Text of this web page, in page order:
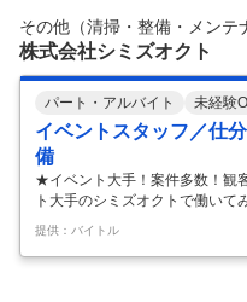
点】 ・「あしたを元気に」を
ア」を特色とする介護サービス
その他（清掃・整備・メンテ
株式会社シミズオクト
パート・アルバイト 未経験
イベントスタッフ／仕
備
★イベント大手！案件多数！観
ト大手のシミズオクトで働い
ント多数あり♪他にも展示会、
あり！ 【職種】 ライブハウス
の各イベント会場 [ア・パ]①イ
イベント警備、②イベントス
提供：バイトル